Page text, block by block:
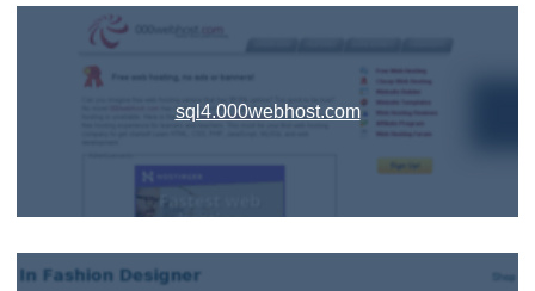
sql4.000webhost.com